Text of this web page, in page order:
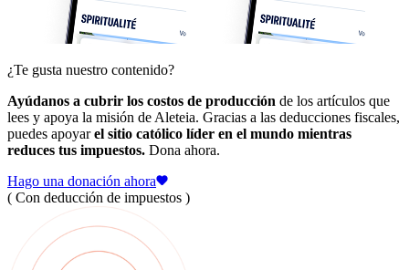
¿Te gusta nuestro contenido?
Ayúdanos a cubrir los costos de producción de los artículos que
lees y apoya la misión de Aleteia. Gracias a las deducciones fiscales,
puedes apoyarel sitio católico líder en el mundo mientras
reduces tus impuestos. Dona ahora.
Hago una donación ahora
( Con deducción de impuestos )